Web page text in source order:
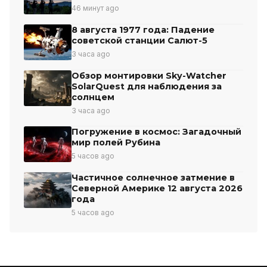
46 минут ago
8 августа 1977 года: Падение
советской станции Салют-5
3 часа ago
Обзор монтировки Sky-Watcher
SolarQuest для наблюдения за
солнцем
3 часа ago
Погружение в космос: Загадочный
мир полей Рубина
5 часов ago
Частичное солнечное затмение в
Северной Америке 12 августа 2026
года
5 часов ago